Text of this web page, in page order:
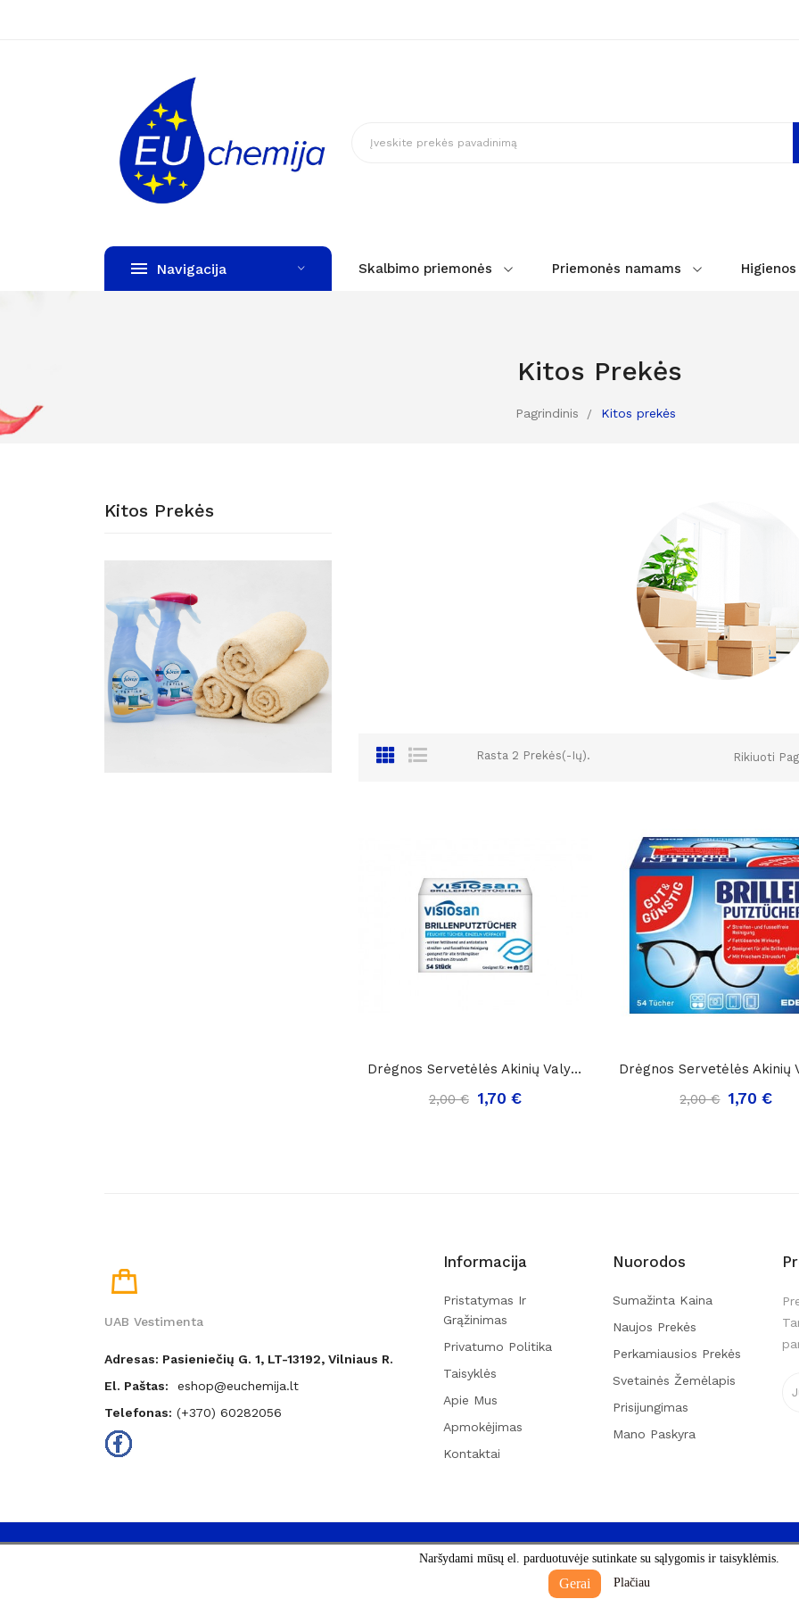
Naršydami mūsų el. parduotuvėje sutinkate su sąlygomis ir taisyklėmis.
Gerai Plačiau
Navigacija Skalbimo priemonės Priemonės namams
Kitos Prekės
Pagrindinis Kitos prekės
Kitos Prekės
Rasta 2 Prekės(-Ių). Rikiuoti
Drėgnos Servetėlės Akinių Valymui Visiosan...
2,00 € 1,70 €
2,00 € 1,70 €
UAB Vestimenta
Adresas: Pasieniečių G. 1, LT-13192, Vilniaus R.
El. Paštas:
eshop@euchemija.lt
Telefonas: (+370) 60282056
Informacija
Pristatymas Ir
Grąžinimas
Privatumo Politika
Taisyklės
Apie Mus
Apmokėjimas
Kontaktai
Nuorodos
Sumažinta Kaina
Naujos Prekės
Perkamiausios Prekės
Svetainės Žemėlapis
Prisijungimas
Mano Paskyra